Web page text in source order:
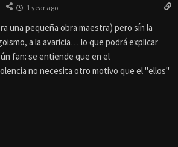
1 year ago
una pequeña obra maestra) pero sín la
a la avaricia… lo que podrá explicar
fan: se entiende que en el
no necesita otro motivo que el "ellos"